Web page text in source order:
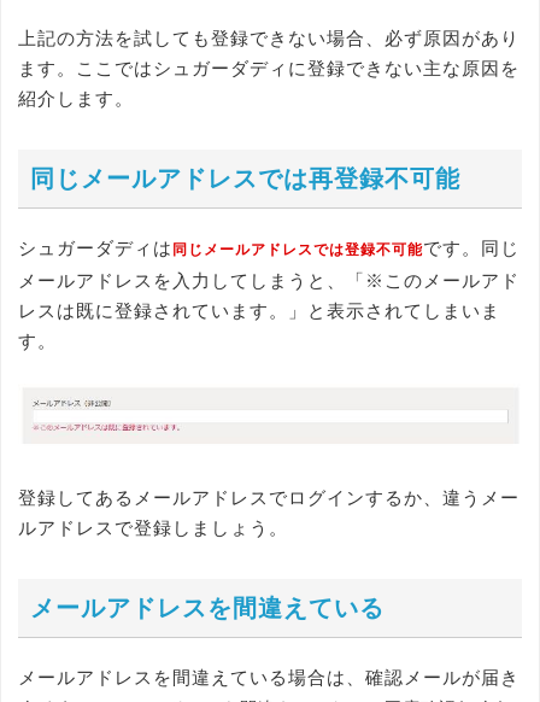
上記の方法を試しても登録できない場合、必ず原因があり
ます。ここではシュガーダディに登録できない主な原因を
紹介します。
同じメールアドレスでは再登録不可能
シュガーダディは 同じメールアドレスでは登録不可能です。同じ
メールアドレスを入力してしまうと、「※このメールアド
レスは既に登録されています。」と表示されてしまいま
す。
登録してあるメールアドレスでログインするか、違うメー
ルアドレスで登録しましょう。
メールアドレスを間違えている
メールアドレスを間違えている場合は、確認メールが届き